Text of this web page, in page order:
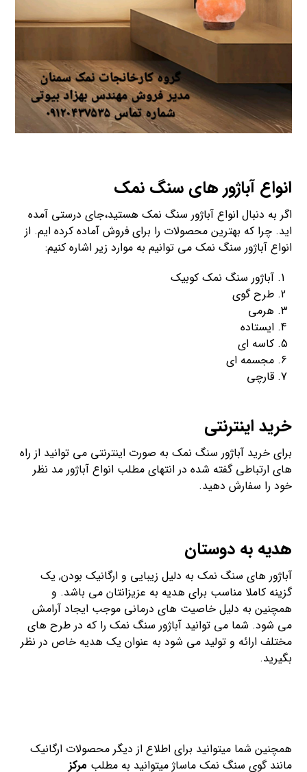
انواع آباژور های سنگ نمک
اگر به دنبال انواع آباژور سنگ نمک هستید،جای درستی آمده
اید. چرا که بهترین محصولات را برای فروش آماده کرده ایم. از
انواع آباژور سنگ نمک می‌ توانیم به موارد زیر اشاره کنیم:
آباژور سنگ نمک کوبیک
طرح گوی
هرمی
ایستاده
کاسه ای
مجسمه ای
قارچی
خرید اینترنتی
برای خرید آباژور سنگ نمک به صورت اینترنتی می توانید از راه
های ارتباطی گفته شده در انتهای مطلب انواع آباژور مد نظر
خود را سفارش دهید.
هدیه به دوستان
آباژور های سنگ نمک به دلیل زیبایی و ارگانیک بودن, یک
گزینه کاملا مناسب برای هدیه به عزیزانتان می باشد. و
همچنین به دلیل خاصیت های درمانی موجب ایجاد آرامش
می شود. شما می توانید آباژور سنگ نمک را که در طرح های
مختلف ارائه و تولید می شود به عنوان یک هدیه خاص در نظر
بگیرید.
همچنین شما میتوانید برای اطلاع از دیگر محصولات ارگانیک
مانند گوی سنگ نمک ماساژ میتوانید به مطلب مرکز